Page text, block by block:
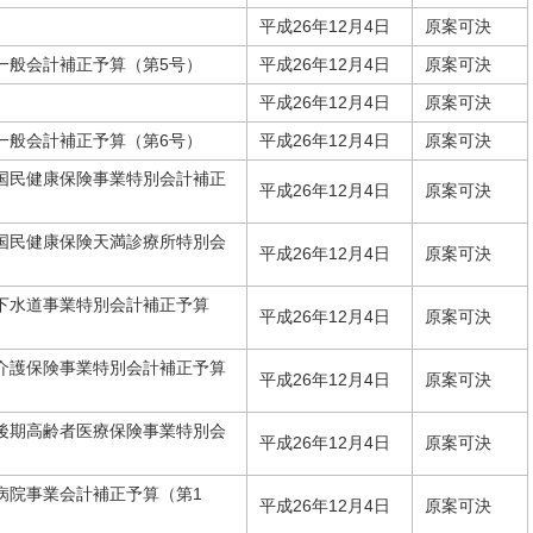
平成26年12月4日
原案可決
会計補正予算（第5号）
平成26年12月4日
原案可決
平成26年12月4日
原案可決
会計補正予算（第6号）
平成26年12月4日
原案可決
民健康保険事業特別会計補正
平成26年12月4日 原案可決
民健康保険天満診療所特別会
平成26年12月4日 原案可決
水道事業特別会計補正予算
平成26年12月4日 原案可決
護保険事業特別会計補正予算
平成26年12月4日 原案可決
期高齢者医療保険事業特別会
平成26年12月4日 原案可決
院事業会計補正予算（第1
平成26年12月4日 原案可決